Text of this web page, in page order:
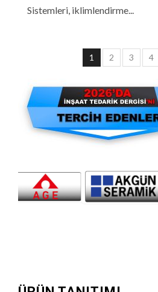
Sistemleri, iklimlendirme...
Yazı
1 2 3 4